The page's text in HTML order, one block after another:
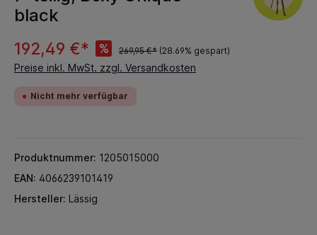
black
192,49 €* % 269,95 €* (28.69% gespart)
Preise inkl. MwSt. zzgl. Versandkosten
Nicht mehr verfügbar
Produktnummer: 1205015000
EAN: 4066239101419
Hersteller: Lässig